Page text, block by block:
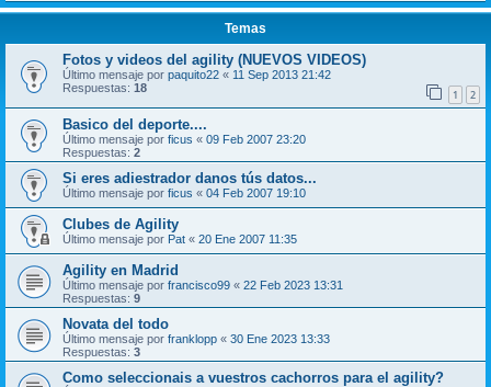
Temas
Fotos y videos del agility (NUEVOS VIDEOS)
Último mensaje por paquito22 « 11 Sep 2013 21:42
Respuestas: 18 1 2
Basico del deporte....
Último mensaje por ficus « 09 Feb 2007 23:20
Respuestas: 2
Si eres adiestrador danos tús datos...
Último mensaje por ficus « 04 Feb 2007 19:10
Clubes de Agility
Último mensaje por Pat « 20 Ene 2007 11:35
Agility en Madrid
Último mensaje por francisco99 « 22 Feb 2023 13:31
Respuestas: 9
Novata del todo
Último mensaje por franklopp « 30 Ene 2023 13:33
Respuestas: 3
Como seleccionais a vuestros cachorros para el agility?